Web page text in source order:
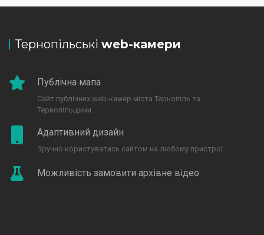
Тернопільські web-камери
Публічна мапа
Сайт публічних web-камер міста Тернопіль та
Тернопільщини.
Адаптивний дизайн
Зручно користуватись сайтом на любому пристрої.
Можливість замовити архівне відео